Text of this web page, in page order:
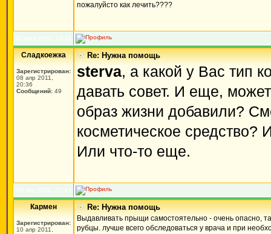
пожалуйсто как лечить????
Сладкоежка
Зарегистрирован:
08 апр 2011,
20:36
Сообщений: 49
Re: Нужна помощь
sterva, а какой у Вас тип
давать совет. И еще,
образ жизни добавили?
косметическое
Или что-то еще.
Кармен
Зарегистрирован:
10 апр 2011,
Re: Нужна помощь
Выдавливать прыщи самостоятельно - очень опасно,
рубцы. лучше всего обследоваться у врача и при